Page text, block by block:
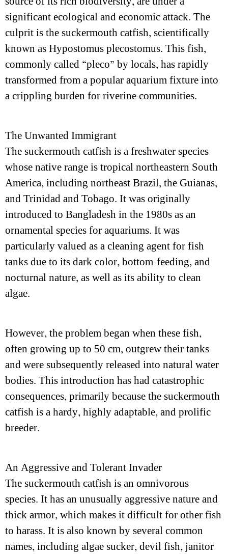
significant ecological and economic attack. The
culprit is the suckermouth catfish, scientifically
known as Hypostomus plecostomus. This fish,
commonly called “pleco” by locals, has rapidly
transformed from a popular aquarium fixture into
a crippling burden for riverine communities.
The Unwanted Immigrant
The suckermouth catfish is a freshwater species
whose native range is tropical northeastern South
America, including northeast Brazil, the Guianas,
and Trinidad and Tobago. It was originally
introduced to Bangladesh in the 1980s as an
ornamental species for aquariums. It was
particularly valued as a cleaning agent for fish
tanks due to its dark color, bottom-feeding, and
nocturnal nature, as well as its ability to clean
algae.
However, the problem began when these fish,
often growing up to 50 cm, outgrew their tanks
and were subsequently released into natural water
bodies. This introduction has had catastrophic
consequences, primarily because the suckermouth
catfish is a hardy, highly adaptable, and prolific
breeder.
An Aggressive and Tolerant Invader
The suckermouth catfish is an omnivorous
species. It has an unusually aggressive nature and
thick armor, which makes it difficult for other fish
to harass. It is also known by several common
names, including algae sucker, devil fish, janitor